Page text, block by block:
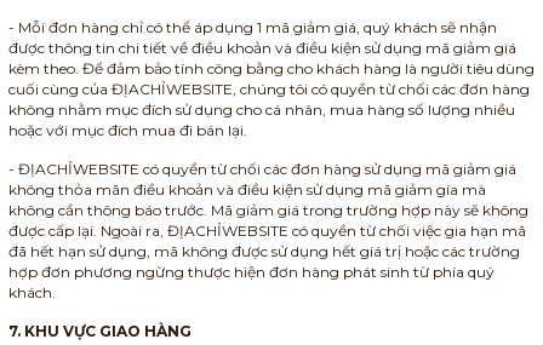
- Mỗi đơn hàng chỉ có thể áp dụng 1 mã giảm giá, quý khách sẽ nhận
được thông tin chi tiết về điều khoản và điều kiện sử dụng mã giảm giá
kèm theo. Để đảm bảo tính công bằng cho khách hàng là người tiêu dùng
cuối cùng của ĐỊACHỈWEBSITE, chúng tôi có quyền từ chối các đơn hàng
không nhằm mục đích sử dụng cho cá nhân, mua hàng số lượng nhiều
hoặc với mục đích mua đi bán lại.
- ĐỊACHỈWEBSITE có quyền từ chối các đơn hàng sử dụng mã giảm giá
không thỏa mãn điều khoản và điều kiện sử dụng mã giảm gía mà
không cần thông báo trước. Mã giảm giá trong trường hợp này sẽ không
được cấp lại. Ngoài ra, ĐỊACHỈWEBSITE có quyền từ chối việc gia hạn mã
đã hết hạn sử dụng, mã không được sử dụng hết giá trị hoặc các trường
hợp đơn phương ngừng thược hiện đơn hàng phát sinh từ phía quý
khách.
7. KHU VỰC GIAO HÀNG